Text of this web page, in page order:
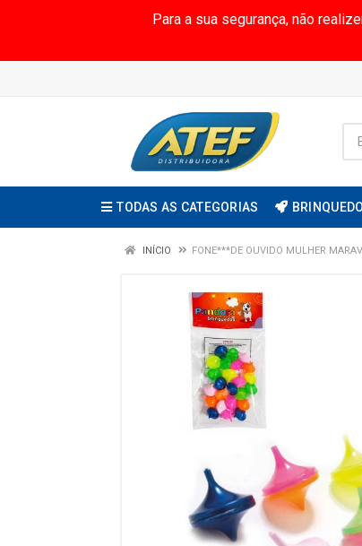
Para a sua segurança, não
TODAS AS CATEGORIAS
INÍCIO FONE***DE OUVIDO MULHER